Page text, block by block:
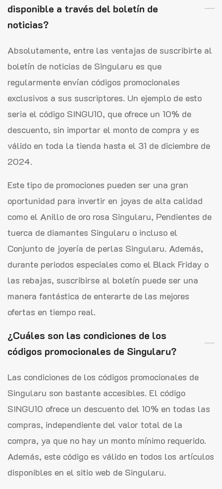
disponible a través del boletín de
noticias?
Absolutamente, entre las ventajas de suscribirte al
boletín de noticias de Singularu es que
regularmente envían códigos promocionales
exclusivos a sus suscriptores. Un ejemplo de esto
seria el código SINGU10, que ofrece un 10% de
descuento, sin importar el monto de compra y es
válido en toda la tienda hasta el 31 de diciembre de
2024.
Este tipo de promociones pueden ser una gran
oportunidad para invertir en joyas de alta calidad
como el Anillo de oro rosa Singularu, Pendientes de
tuerca de diamantes Singularu o incluso el
Conjunto de joyería de perlas Singularu. Además,
durante periodos especiales como el Black Friday o
las rebajas, suscribirse al boletín puede ser una
manera fantástica de enterarte de las mejores
ofertas en tiempo real.
¿Cuáles son las condiciones de los
códigos promocionales de Singularu?
Las condiciones de los códigos promocionales de
Singularu son bastante accesibles. El código
SINGU10 ofrece un descuento del 10% en todas las
compras, independiente del valor total de la
compra, ya que no hay un monto mínimo requerido.
Además, este código es válido en todos los artículos
disponibles en el sitio web de Singularu.